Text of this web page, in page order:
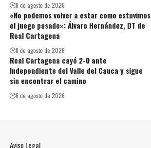
8 de agosto de 2026
«No podemos volver a estar como estuvimos
el juego pasado»: Álvaro Hernández, DT de
Real Cartagena
8 de agosto de 2026
Real Cartagena cayó 2-0 ante
Independiente del Valle del Cauca y sigue
sin encontrar el camino
6 de agosto de 2026
Aviso Legal